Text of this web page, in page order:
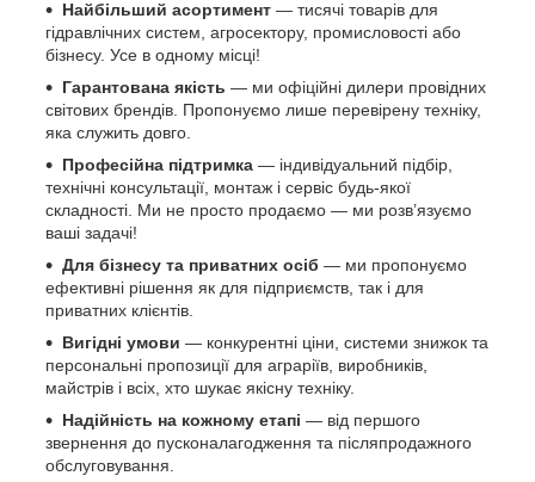
Найбільший асортимент — тисячі товарів для
гідравлічних систем, агросектору, промисловості або
бізнесу. Усе в одному місці!
Гарантована якість — ми офіційні дилери провідних
світових брендів. Пропонуємо лише перевірену техніку,
яка служить довго.
Професійна підтримка — індивідуальний підбір,
технічні консультації, монтаж і сервіс будь-якої
складності. Ми не просто продаємо — ми розв’язуємо
ваші задачі!
Для бізнесу та приватних осіб — ми пропонуємо
ефективні рішення як для підприємств, так і для
приватних клієнтів.
Вигідні умови — конкурентні ціни, системи знижок та
персональні пропозиції для аграріїв, виробників,
майстрів і всіх, хто шукає якісну техніку.
Надійність на кожному етапі — від першого
звернення до пусконалагодження та післяпродажного
обслуговування.